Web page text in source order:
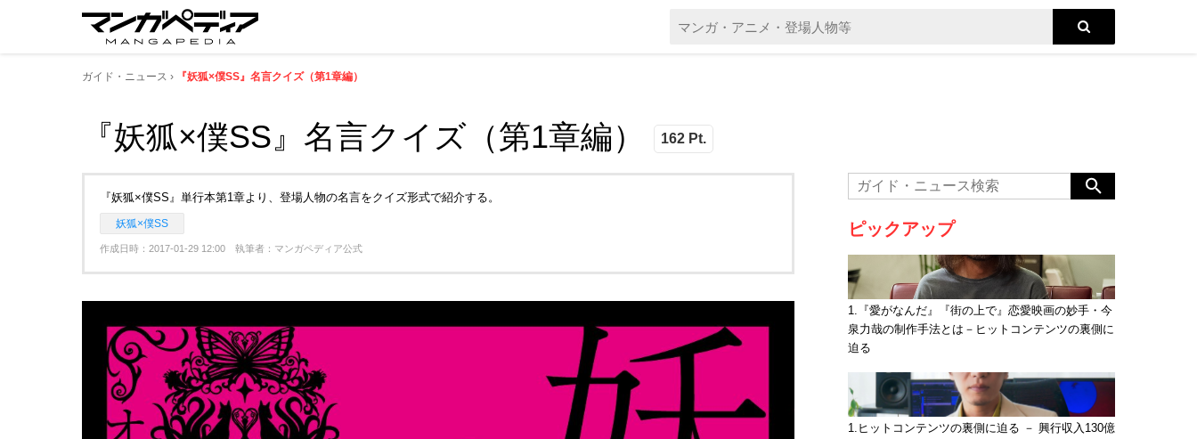
ガイド・ニュース 『妖狐×僕SS』名言クイズ（第1章編）
『妖狐×僕SS』名言クイズ（第1章編） 162 Pt.
『妖狐×僕SS』単行本第1章より、登場人物の名言をクイズ形式で紹介する。
妖狐×僕SS
作成日時：2017-01-29 12:00 執筆者：マンガペディア公式
ピックアップ
1.『愛がなんだ』『街の上で』恋愛映画の妙手・今
泉力哉の制作手法とは－ヒットコンテンツの裏側に
迫る
1.ヒットコンテンツの裏側に迫る － 興行収入130億